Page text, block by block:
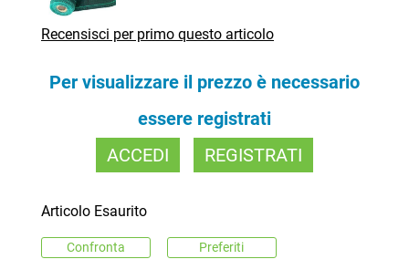
Recensisci per primo questo articolo
Per visualizzare il prezzo è necessario
essere registrati
ACCEDI
REGISTRATI
Articolo Esaurito
Confronta Preferiti